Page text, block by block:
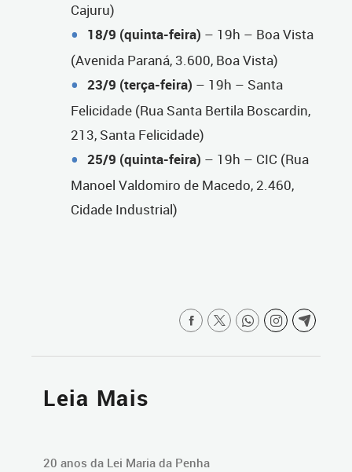
Cajuru)
18/9 (quinta-feira) – 19h – Boa Vista
(Avenida Paraná, 3.600, Boa Vista)
23/9 (terça-feira) – 19h – Santa
Felicidade (Rua Santa Bertila Boscardin,
213, Santa Felicidade)
25/9 (quinta-feira) – 19h – CIC (Rua
Manoel Valdomiro de Macedo, 2.460,
Cidade Industrial)
Leia Mais
20 anos da Lei Maria da Penha